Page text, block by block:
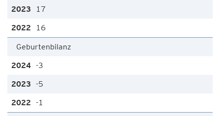
17
16
Geburtenbilanz
-3
-5
-1